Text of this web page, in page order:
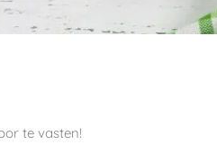
te vasten!